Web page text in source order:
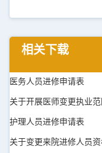
相关下载
医务人员进修申请表
关于开展医师变更执业
护理人员进修申请表
关于变更来院进修人员